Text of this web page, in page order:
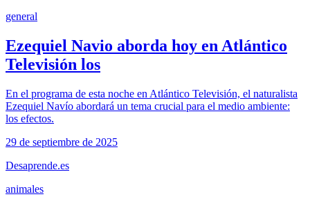
general
Ezequiel Navio aborda hoy en Atlántico
Televisión los
En el programa de esta noche en Atlántico Televisión, el naturalista
Ezequiel Navío abordará un tema crucial para el medio ambiente:
los efectos.
29 de septiembre de 2025
Desaprende.es
animales